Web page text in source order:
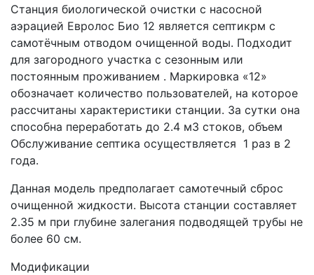
Станция биологической очистки c насосной
аэрацией Евролос Био 12 является септикрм с
самотёчным отводом очищенной воды. Подходит
для загородного участка с сезонным или
постоянным проживанием . Маркировка «12»
обозначает количество пользователей, на которое
рассчитаны характеристики станции. За сутки она
способна переработать до 2.4 м3 стоков, объем
Обслуживание септика осуществляется 1 раз в 2
года.
Данная модель предполагает самотечный сброс
очищенной жидкости. Высота станции составляет
2.35 м при глубине залегания подводящей трубы не
более 60 см.
Модификации